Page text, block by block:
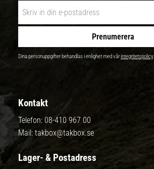
Prenumerera
Dina personuppgifter behandlas i enlighet med vårintegritetspolicy.
Kontakt
Telefon: 08-410 967 00
Mail: takbox@takbox.se
Lager- & Postadress